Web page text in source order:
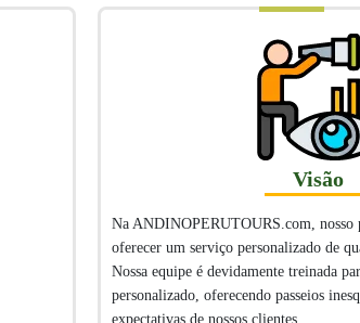
Visão
Na ANDINOPERUTOURS.com,
oferecer um serviço personalizado de
Nossa equipe é devidamente treinada
personalizado, oferecendo passeios
expectativas de nossos clientes.